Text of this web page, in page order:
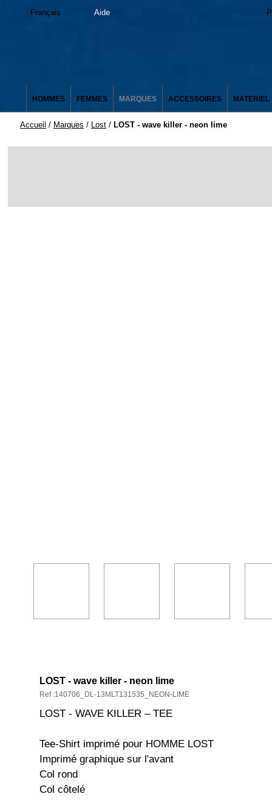
Français Aide
HOMMES FEMMES MARQUES ACCESSOIRES MATERIEL
Accueil / Marques / Lost / LOST - wave killer - neon lime
LOST - wave killer - neon lime
Ref :140706_DL-13MLT131535_NEON-LIME
LOST - WAVE KILLER – TEE
Tee-Shirt imprimé pour HOMME LOST
Imprimé graphique sur l'avant
Col rond
Col côtelé